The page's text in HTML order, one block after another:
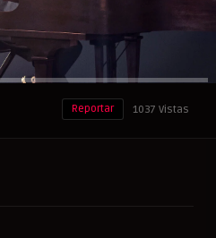
1037 Vistas
Reportar